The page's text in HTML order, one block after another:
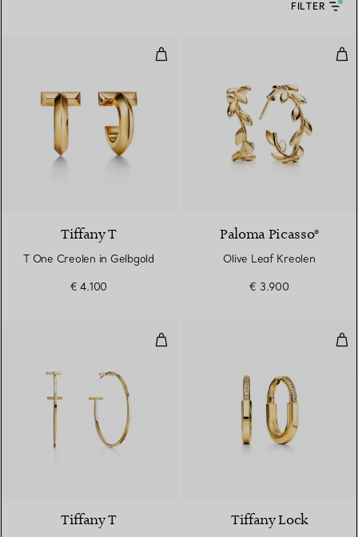
FILTER
T One Creolen in Gelbgold
Tiffany T
T One Creolen in Gelbgold
€ 4.100
Paloma Picasso®
Olive Leaf Kreolen
€ 3.900
Wire Creolen in Gelbgold
Tiffany T Tiffany Lock